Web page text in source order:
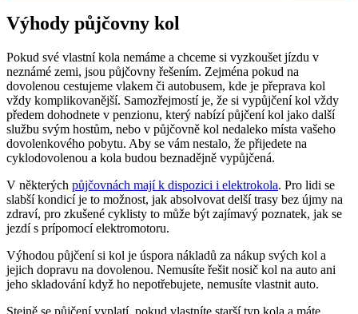
Výhody půjčovny kol
Pokud své vlastní kola nemáme a chceme si vyzkoušet jízdu v
neznámé zemi, jsou půjčovny řešením. Zejména pokud na
dovolenou cestujeme vlakem či autobusem, kde je přeprava kol
vždy komplikovanější. Samozřejmostí je, že si vypůjčení kol vždy
předem dohodnete v penzionu, který nabízí půjčení kol jako další
službu svým hostům, nebo v půjčovně kol nedaleko místa vašeho
dovolenkového pobytu. Aby se vám nestalo, že přijedete na
cyklodovolenou a kola budou beznadějně vypůjčená.
V některých půjčovnách mají k dispozici i elektrokola. Pro lidi se
slabší kondicí je to možnost, jak absolvovat delší trasy bez újmy na
zdraví, pro zkušené cyklisty to může být zajímavý poznatek, jak se
jezdí s prípomocí elektromotoru.
Výhodou půjčení si kol je úspora nákladů za nákup svých kol a
jejich dopravu na dovolenou. Nemusíte řešit nosič kol na auto ani
jeho skladování když ho nepotřebujete, nemusíte vlastnit auto.
Stejně se půjčení vyplatí, pokud vlastníte starší typ kola a máte